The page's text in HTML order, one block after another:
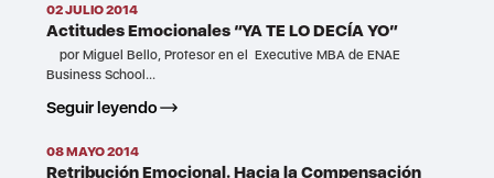
02 JULIO 2014
Actitudes Emocionales “YA TE LO DECÍA YO”
por Miguel Bello, Profesor en el Executive MBA de ENAE
Business School...
Seguir leyendo
08 MAYO 2014
Retribución Emocional. Hacia la Compensación